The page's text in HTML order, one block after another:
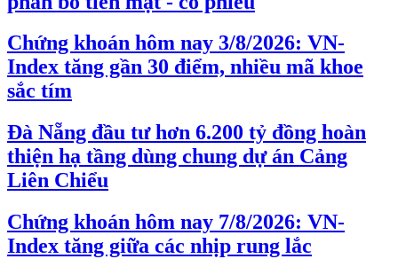
Chứng khoán hôm nay 3/8/2026: VN-
Index tăng gần 30 điểm, nhiều mã khoe
sắc tím
Đà Nẵng đầu tư hơn 6.200 tỷ đồng hoàn
thiện hạ tầng dùng chung dự án Cảng
Liên Chiểu
Chứng khoán hôm nay 7/8/2026: VN-
Index tăng giữa các nhịp rung lắc